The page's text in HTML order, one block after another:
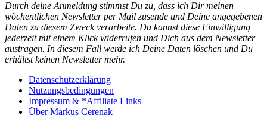
Durch deine Anmeldung stimmst Du zu, dass ich Dir meinen
wöchentlichen Newsletter per Mail zusende und Deine angegebenen
Daten zu diesem Zweck verarbeite. Du kannst diese Einwilligung
jederzeit mit einem Klick widerrufen und Dich aus dem Newsletter
austragen. In diesem Fall werde ich Deine Daten löschen und Du
erhältst keinen Newsletter mehr.
Datenschutzerklärung
Nutzungsbedingungen
Impressum & *Affiliate Links
Über Markus Cerenak